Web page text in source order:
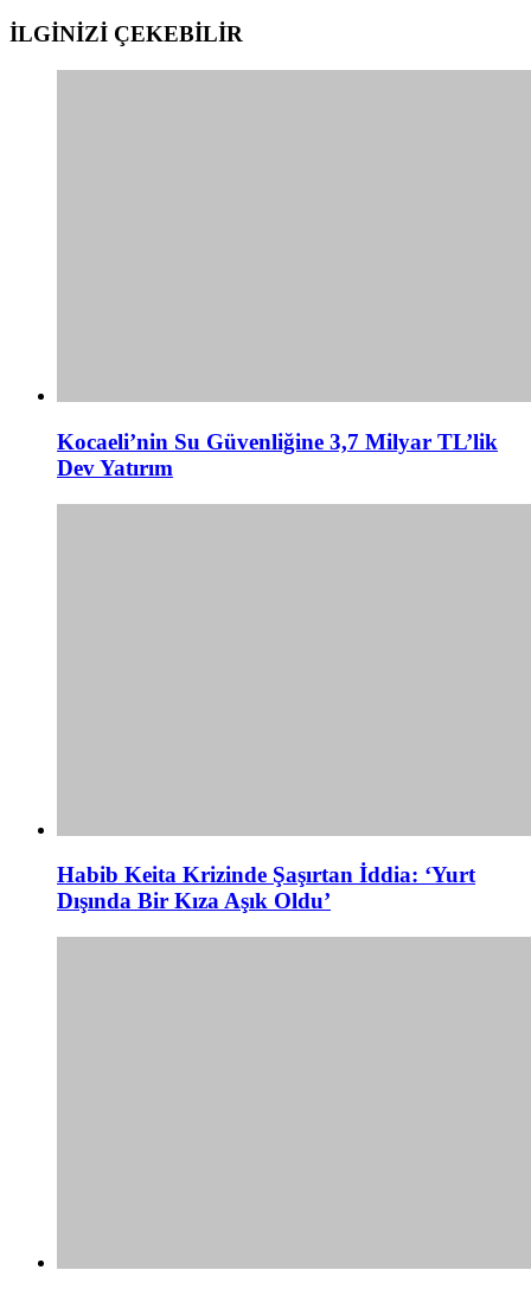
İLGİNİZİ ÇEKEBİLİR
Kocaeli’nin Su Güvenliğine 3,7 Milyar TL’lik
Dev Yatırım
Habib Keita Krizinde Şaşırtan İddia: ‘Yurt
Dışında Bir Kıza Aşık Oldu’